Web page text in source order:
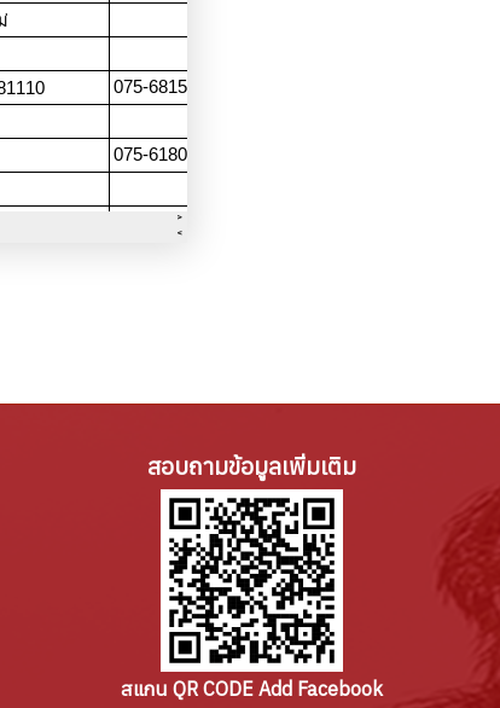
สอบถามข้อมูลเพิ่มเติม
สแกน QR CODE Add Facebook